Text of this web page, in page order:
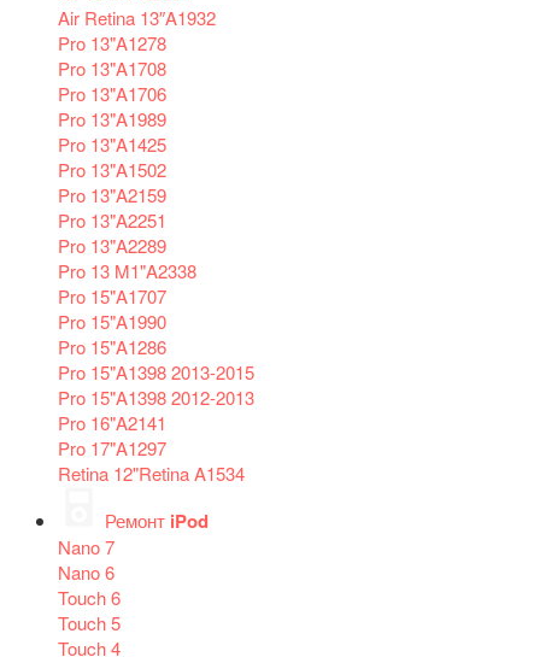
Air Retina 13″A1932
Pro 13"A1278
Pro 13"A1708
Pro 13"A1706
Pro 13"A1989
Pro 13"A1425
Pro 13"A1502
Pro 13"A2159
Pro 13"A2251
Pro 13"A2289
Pro 13 M1"A2338
Pro 15"A1707
Pro 15"A1990
Pro 15"A1286
Pro 15"A1398 2013-2015
Pro 15"A1398 2012-2013
Pro 16"A2141
Pro 17"A1297
Retina 12"Retina A1534
Ремонт iPod
Nano 7
Nano 6
Touch 6
Touch 5
Touch 4